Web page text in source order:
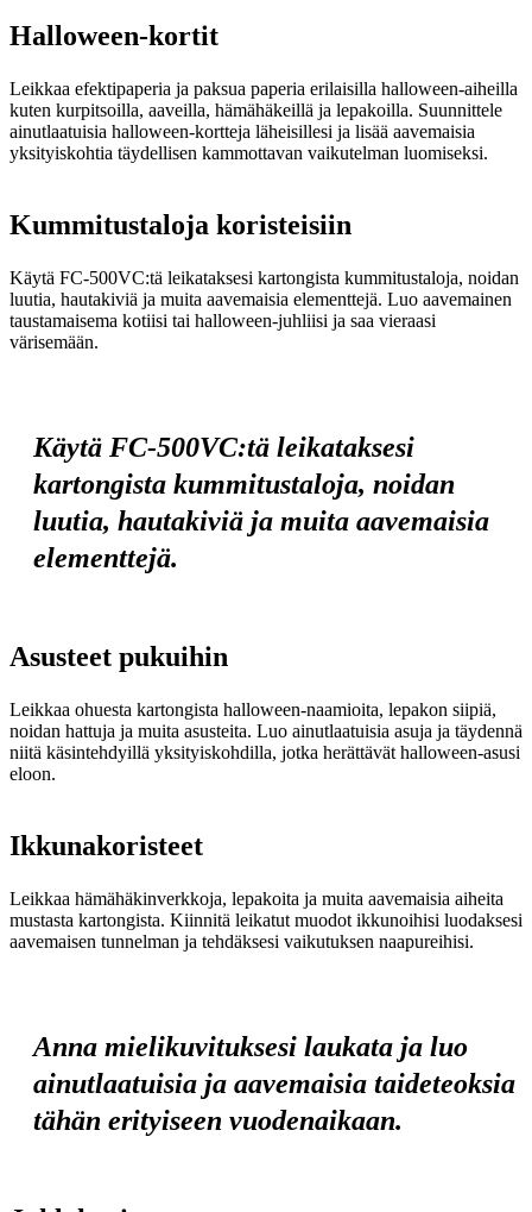
Halloween-kortit
Leikkaa efektipaperia ja paksua paperia erilaisilla halloween-aiheilla
kuten kurpitsoilla, aaveilla, hämähäkeillä ja lepakoilla. Suunnittele
ainutlaatuisia halloween-kortteja läheisillesi ja lisää aavemaisia
yksityiskohtia täydellisen kammottavan vaikutelman luomiseksi.
Kummitustaloja koristeisiin
Käytä FC-500VC:tä leikataksesi kartongista kummitustaloja, noidan
luutia, hautakiviä ja muita aavemaisia elementtejä. Luo aavemainen
taustamaisema kotiisi tai halloween-juhliisi ja saa vieraasi
värisemään.
Käytä FC-500VC:tä leikataksesi
kartongista kummitustaloja, noidan
luutia, hautakiviä ja muita aavemaisia
elementtejä.
Asusteet pukuihin
Leikkaa ohuesta kartongista halloween-naamioita, lepakon siipiä,
noidan hattuja ja muita asusteita. Luo ainutlaatuisia asuja ja täydennä
niitä käsintehdyillä yksityiskohdilla, jotka herättävät halloween-asusi
eloon.
Ikkunakoristeet
Leikkaa hämähäkinverkkoja, lepakoita ja muita aavemaisia aiheita
mustasta kartongista. Kiinnitä leikatut muodot ikkunoihisi luodaksesi
aavemaisen tunnelman ja tehdäksesi vaikutuksen naapureihisi.
Anna mielikuvituksesi laukata ja luo
ainutlaatuisia ja aavemaisia taideteoksia
tähän erityiseen vuodenaikaan.